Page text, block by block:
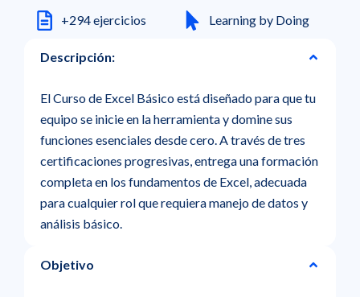
+294 ejercicios Learning by Doing
Descripción:
El Curso de Excel Básico está diseñado para que tu
equipo se inicie en la herramienta y domine sus
funciones esenciales desde cero. A través de tres
certificaciones progresivas, entrega una formación
completa en los fundamentos de Excel, adecuada
para cualquier rol que requiera manejo de datos y
análisis básico.
Objetivo